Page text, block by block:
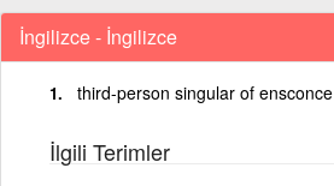
İngilizce - İngilizce
third-person singular of ensconce
İlgili Terimler